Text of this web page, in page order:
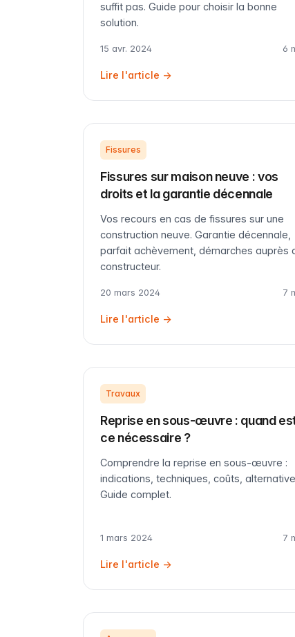
suffit pas. Guide pour choisir la bonne
solution.
15 avr. 2024 6
Lire l'article →
Fissures
Fissures sur maison neuve : vos
droits et la garantie décennale
Vos recours en cas de fissures sur une
construction neuve. Garantie décennale,
parfait achèvement, démarches auprès
constructeur.
20 mars 2024 7
Lire l'article →
Travaux
Reprise en sous-œuvre : quand
ce nécessaire ?
Comprendre la reprise en sous-œuvre :
indications, techniques, coûts,
Guide complet.
1 mars 2024 7
Lire l'article →